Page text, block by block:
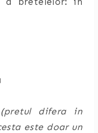
(pretul difera in
este doar un